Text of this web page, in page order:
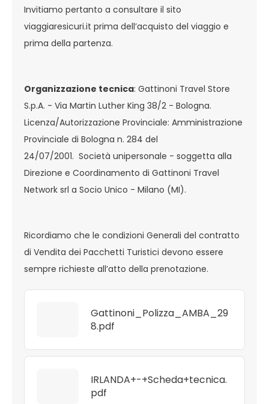
Invitiamo pertanto a consultare il sito
viaggiaresicuri.it prima dell’acquisto del viaggio e
prima della partenza.
Organizzazione tecnica: Gattinoni Travel Store
S.p.A. - Via Martin Luther King 38/2 - Bologna.
Licenza/Autorizzazione Provinciale: Amministrazione
Provinciale di Bologna n. 284 del
24/07/2001. Società unipersonale - soggetta alla
Direzione e Coordinamento di Gattinoni Travel
Network srl a Socio Unico - Milano (MI).
Ricordiamo che le condizioni Generali del contratto
di Vendita dei Pacchetti Turistici devono essere
sempre richieste all’atto della prenotazione.
Gattinoni_Polizza_AMBA_29
8.pdf
IRLANDA+-+Scheda+tecnica.
pdf